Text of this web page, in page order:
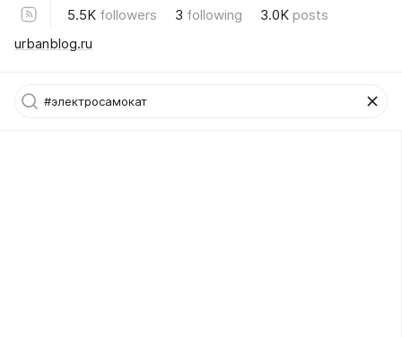
5.5K followers 3 following 3.0K posts
urbanblog.ru